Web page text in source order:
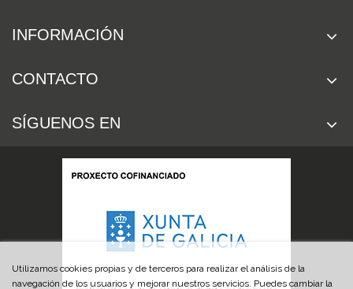
INFORMACIÓN
CONTACTO
SÍGUENOS EN
Utilizamos cookies propias y de terceros para realizar el análisis de la
navegación de los usuarios y mejorar nuestros servicios. Puedes cambiar la